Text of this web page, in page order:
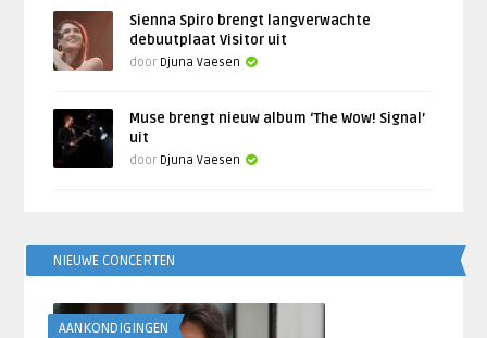
Sienna Spiro brengt langverwachte
debuutplaat Visitor uit
door Djuna Vaesen
Muse brengt nieuw album ‘The Wow! Signal’
uit
door Djuna Vaesen
NIEUWE CONCERTEN
AANKONDIGINGEN